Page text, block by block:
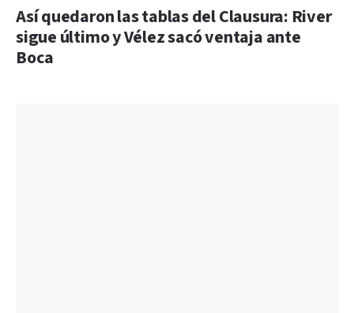
Así quedaron las tablas del Clausura: River
sigue último y Vélez sacó ventaja ante
Boca